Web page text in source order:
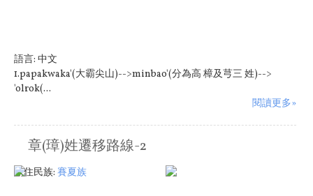
語言: 中文
1.papakwaka'(大霸尖山)-->minbao'(分為高 樟及芎三 姓)-->
'olrok(...
閱讀更多»
章(璋)姓遷移路線-2
原住民族: 賽夏族